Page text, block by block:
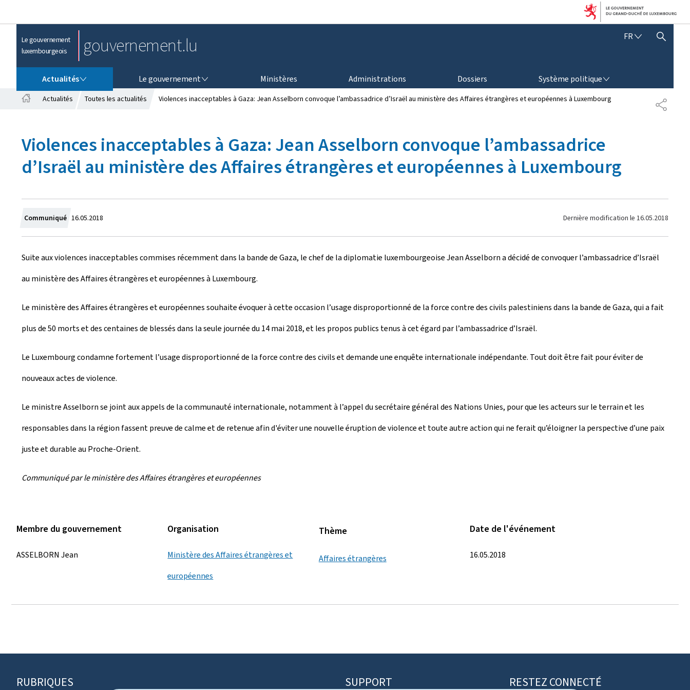
Le gouvernement
luxembourgeois
gouvernement.lu FRF
A
AFFICHER / MASQUER LA RECHERCHE
Actualités Le gouvernement Ministères Administrations Dossiers Système politique
P
A
u
e
l
Actualités Toutes les actualités Violences inacceptables à Gaza: Jean Asselborn convoque l’ambassadrice d’Israël au ministère des Affaires étrangères et européennes à Luxembourg
Violences inacceptables à Gaza: Jean Asselborn convoque l’ambassadrice
d’Israël au ministère des Affaires étrangères et européennes à Luxembourg
Communiqué C
r
é
e
16.05.2018 Dernière modification le 16.05.2018
Suite aux violences inacceptables commises récemment dans la bande de Gaza, le chef de la diplomatie luxembourgeoise Jean Asselborn a décidé de convoquer l’ambassadrice d’Israël
au ministère des Affaires étrangères et européennes à Luxembourg.
Le ministère des Affaires étrangères et européennes souhaite évoquer à cette occasion l’usage disproportionné de la force contre des civils palestiniens dans la bande de Gaza, qui a fait
plus de 50 morts et des centaines de blessés dans la seule journée du 14 mai 2018, et les propos publics tenus à cet égard par l’ambassadrice d’Israël.
Le Luxembourg condamne fortement l’usage disproportionné de la force contre des civils et demande une enquête internationale indépendante. Tout doit être fait pour éviter de
nouveaux actes de violence.
Le ministre Asselborn se joint aux appels de la communauté internationale, notamment à l’appel du secrétaire général des Nations Unies, pour que les acteurs sur le terrain et les
responsables dans la région fassent preuve de calme et de retenue afin d'éviter une nouvelle éruption de violence et toute autre action qui ne ferait qu’éloigner la perspective d’une paix
juste et durable au Proche-Orient.
Communiqué par le ministère des Affaires étrangères et européennes
Membre du gouvernement
ASSELBORN Jean
Organisation
Ministère des Affaires étrangères et
européennes
Thème
Affaires étrangères
Date de l'événement
16.05.2018
PRUBRIQUES SUPPORT RESTEZ CONNECTÉ